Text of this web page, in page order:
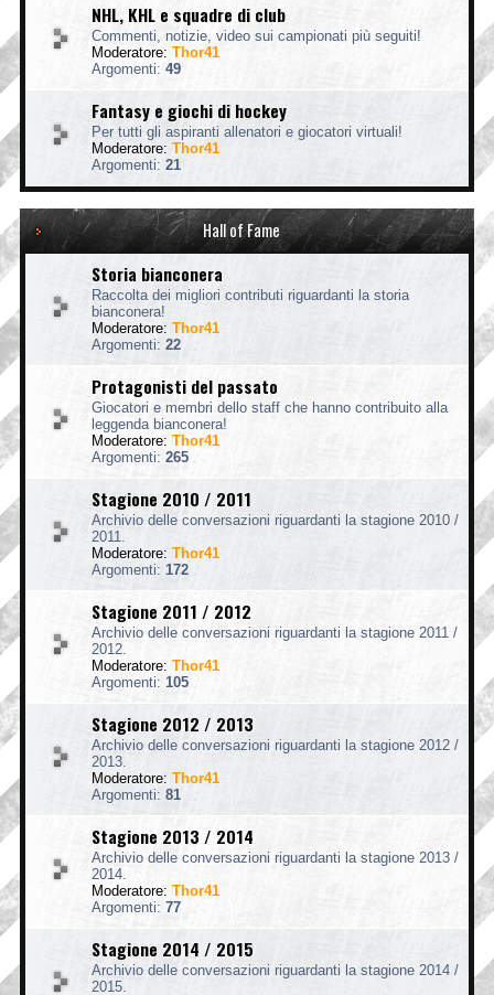
NHL, KHL e squadre di club
Commenti, notizie, video sui campionati più seguiti!
Moderatore: Thor41
Argomenti: 49
Fantasy e giochi di hockey
Per tutti gli aspiranti allenatori e giocatori virtuali!
Moderatore: Thor41
Argomenti: 21
Hall of Fame
Storia bianconera
Raccolta dei migliori contributi riguardanti la storia
bianconera!
Moderatore: Thor41
Argomenti: 22
Protagonisti del passato
Giocatori e membri dello staff che hanno contribuito alla
leggenda bianconera!
Moderatore: Thor41
Argomenti: 265
Stagione 2010 / 2011
Archivio delle conversazioni riguardanti la stagione 2010 /
2011.
Moderatore: Thor41
Argomenti: 172
Stagione 2011 / 2012
Archivio delle conversazioni riguardanti la stagione 2011 /
2012.
Moderatore: Thor41
Argomenti: 105
Stagione 2012 / 2013
Archivio delle conversazioni riguardanti la stagione 2012 /
2013.
Moderatore: Thor41
Argomenti: 81
Stagione 2013 / 2014
Archivio delle conversazioni riguardanti la stagione 2013 /
2014.
Moderatore: Thor41
Argomenti: 77
Stagione 2014 / 2015
Archivio delle conversazioni riguardanti la stagione 2014 /
2015.